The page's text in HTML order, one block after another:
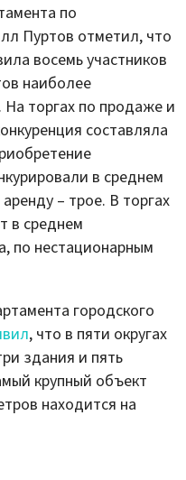
по
Пуртов отметил, что
восемь участников
наиболее
торгах по продаже и
составляла
в среднем
– трое. В торгах
в среднем
по нестационарным
городского
, что в пяти округах
здания и пять
крупный объект
находится на